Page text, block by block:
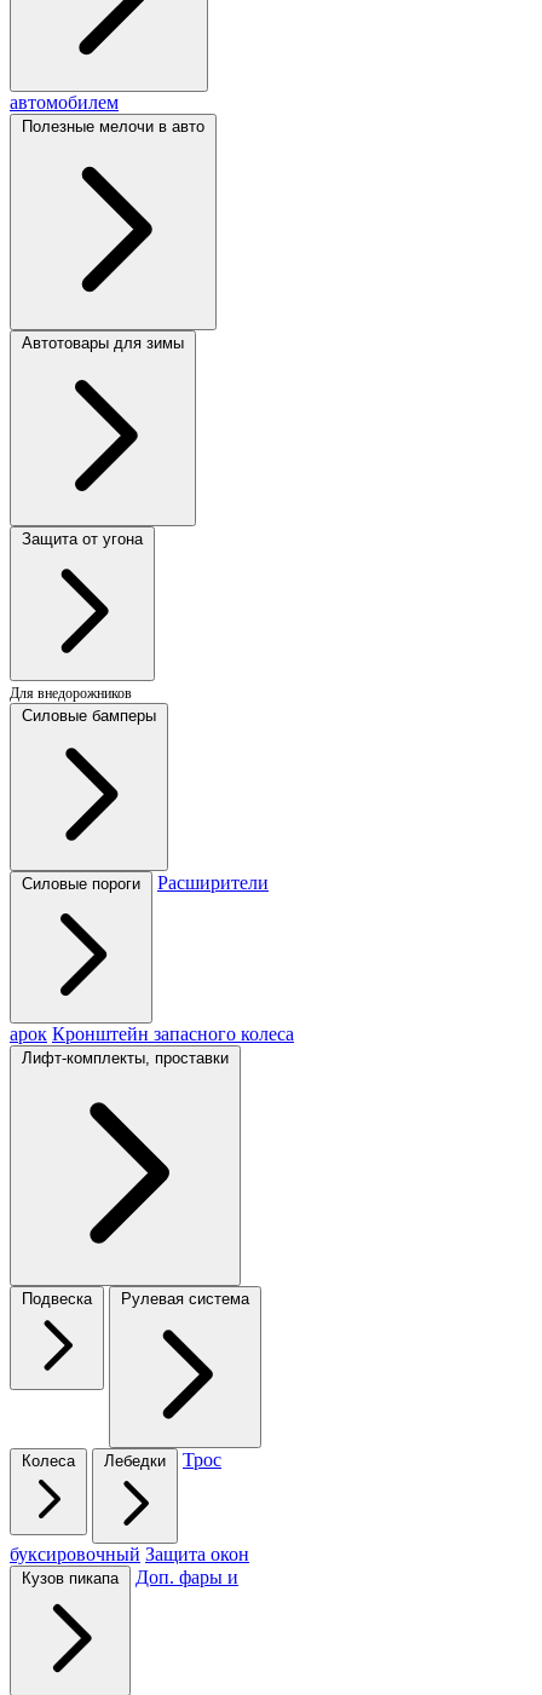
автомобилем
Полезные мелочи в авто
Автотовары для зимы
Защита от угона
Для внедорожников
Силовые бамперы
Силовые пороги Расширители
арок Кронштейн запасного колеса
Лифт-комплекты, проставки
Подвеска Рулевая система
Колеса Лебедки Трос
буксировочный Защита окон
Кузов пикапа Доп. фары и